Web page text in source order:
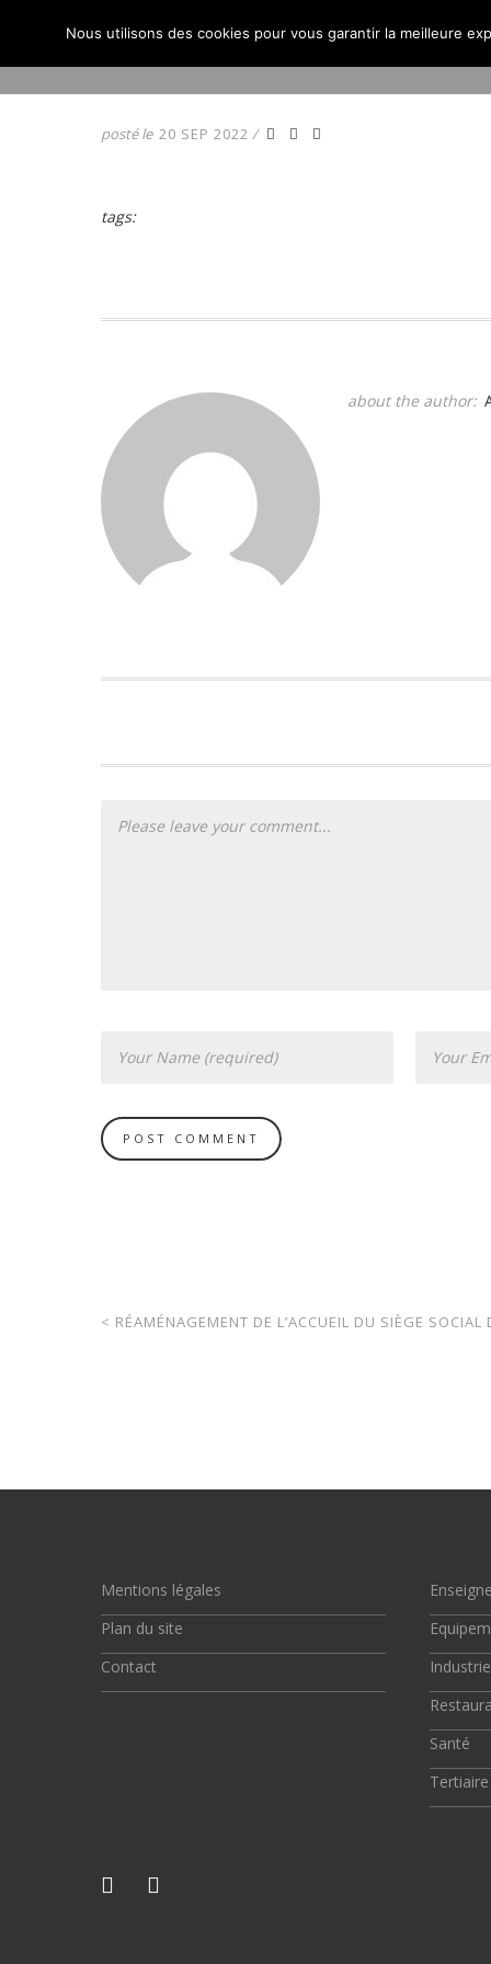
ACCUEIL
posté le 20 SEP 2022 /
tags:
about the author:
< RÉAMÉNAGEMENT DE L’ACCUEIL DU SIÈGE
Mentions légales
Plan du site
Contact
Santé
Tertiaire
Nous utilisons des cookies pour vous garantir la meilleure